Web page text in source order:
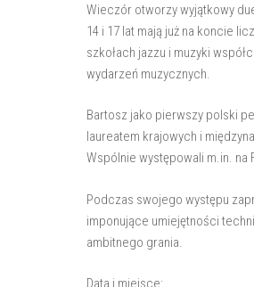
Wieczór otworzy wyjątkowy
14 i 17 lat mają już na koncie
szkołach jazzu i muzyki
wydarzeń muzycznych.
Bartosz jako pierwszy polski
laureatem krajowych i
Wspólnie występowali m.in. na
Podczas swojego występu
imponujące umiejętności
ambitnego grania.